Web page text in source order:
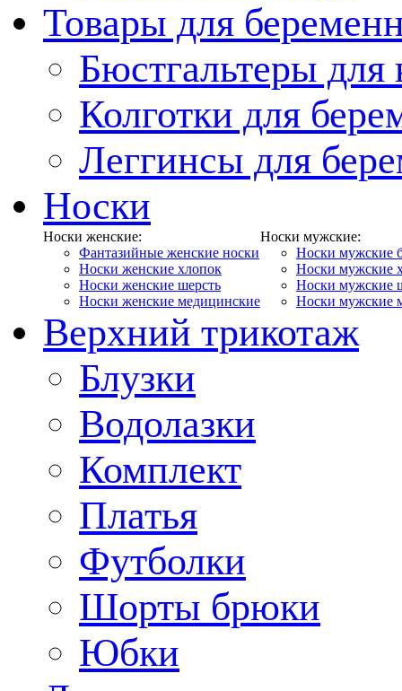
Товары для
Бюстгальтеры
Колготки для
Леггинсы для
Носки
Носки женские:
Фантазийные женские носки
Носки женские хлопок
Носки женские шерсть
Носки женские медицинские
Носки мужские:
Носки мужские
Носки мужские
Носки мужские
Носки мужские
Верхний трикотаж
Блузки
Водолазки
Комплект
Платья
Футболки
Шорты брюки
Юбки